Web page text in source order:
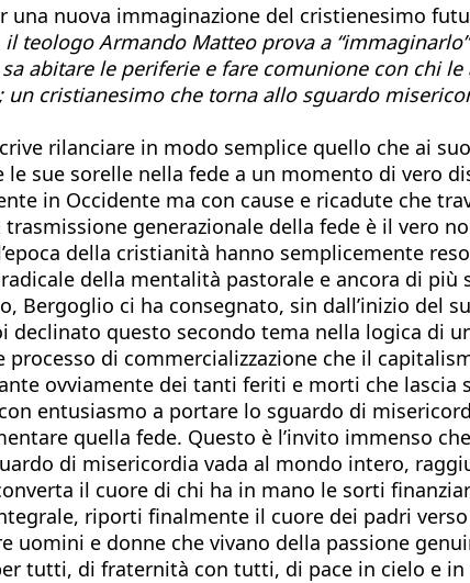
una nuova immaginazione del cristienesimo
Armando Matteo prova a
abitare le periferie e fare comunione con chi
cristianesimo che torna allo sguardo
rilanciare in modo semplice quello che ai
sue sorelle nella fede a un momento di vero
in Occidente ma con cause e ricadute che
generazionale della fede è il vero
della cristianità hanno semplicemente
della mentalità pastorale e ancora di più
Bergoglio ci ha consegnato, sin dall’inizio del
declinato questo secondo tema nella logica di
di commercializzazione che il
ovviamente dei tanti feriti e morti che lascia
entusiasmo a portare lo sguardo di
quella fede. Questo è l’invito immenso
di misericordia vada al mondo intero,
il cuore di chi ha in mano le sorti
riporti finalmente il cuore dei padri
e donne che vivano della passione
tutti, di fraternità con tutti, di pace in cielo e in